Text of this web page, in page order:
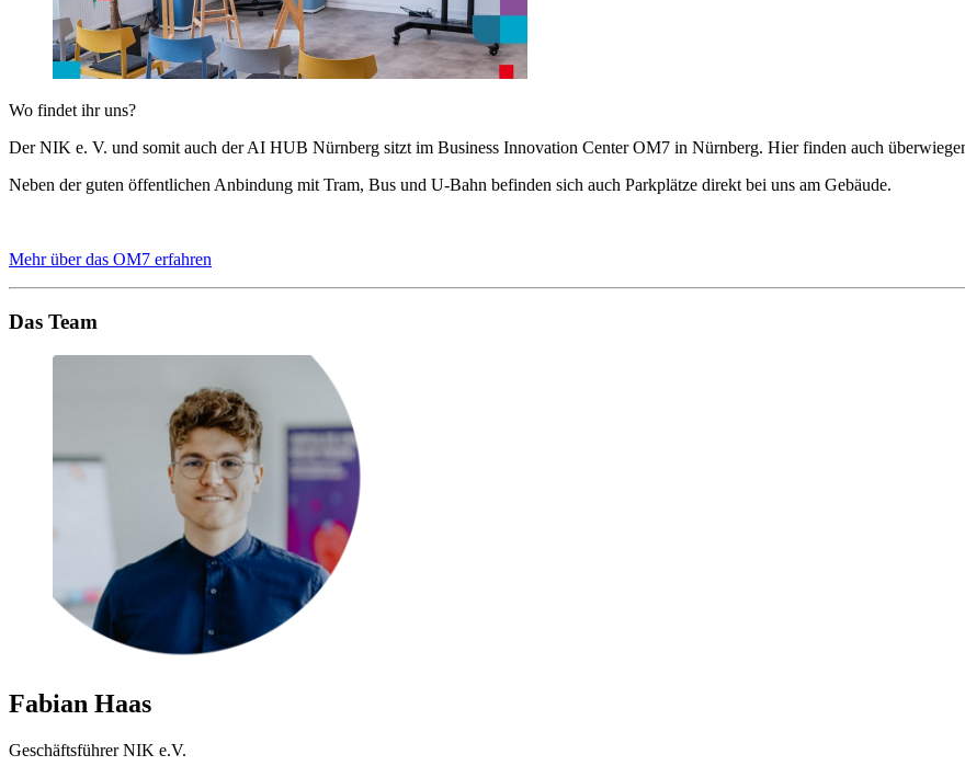
Wo findet ihr uns?
Der NIK e. V. und somit auch der AI HUB Nürnberg sitzt im Business Innovation Center OM7 in Nürnberg. Hier finden auch
Neben der guten öffentlichen Anbindung mit Tram, Bus und U-Bahn befinden sich auch Parkplätze direkt bei uns am Gebäude.
Mehr über das OM7 erfahren
Das Team
Fabian Haas
Geschäftsführer NIK e.V.